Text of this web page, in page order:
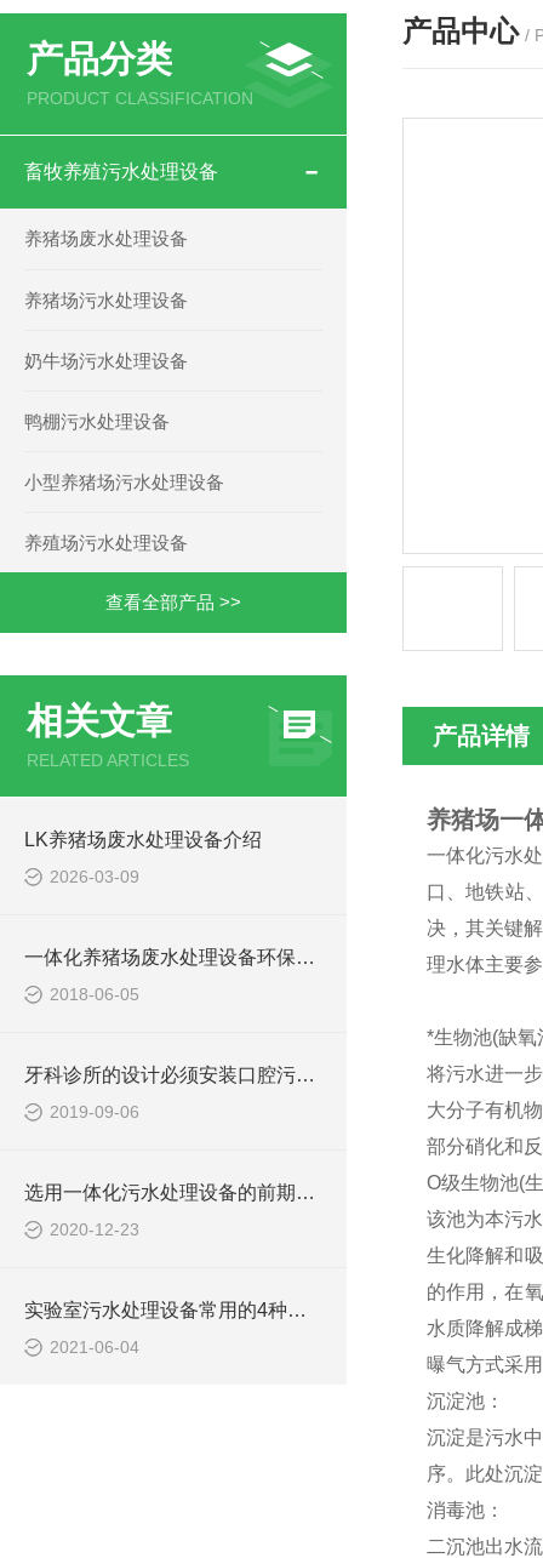
产品分类
PRODUCT CLASSIFICATION
畜牧养殖污水处理设备
养猪场废水处理设备
养猪场污水处理设备
奶牛场污水处理设备
鸭棚污水处理设备
小型养猪场污水处理设备
养殖场污水处理设备
查看全部产品 >>
相关文章
RELATED ARTICLES
LK养猪场废水处理设备介绍
2026-03-09
一体化养猪场废水处理设备环保局新要求
2018-06-05
牙科诊所的设计必须安装口腔污水处理设备
2019-09-06
选用一体化污水处理设备的前期准备工作
2020-12-23
实验室污水处理设备常用的4种废水处理的办法
2021-06-04
产品中心 /
产品详情
养猪场一
一体化污水
口、地铁站
决，其关键
理水体主要
*生物池(缺氧
将污水进一
大分子有机
部分硝化和
O级生物池(
该池为本污
生化降解和
的作用，在
水质降解成
曝气方式采
沉淀池：
沉淀是污水
序。此处沉
消毒池：
二沉池出水